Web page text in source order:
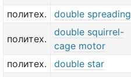
политех.
double spreading
политех.
double squirrel-
cage motor
политех.
double star